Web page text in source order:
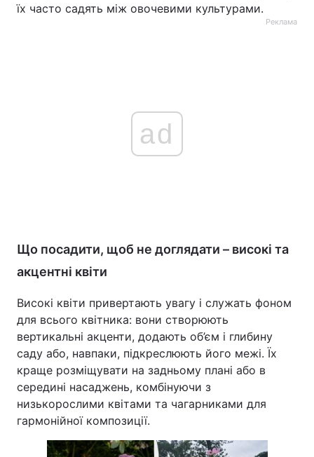
їх часто садять між овочевими культурами.
Реклама
ad
Що посадити, щоб не доглядати – високі та
акцентні квіти
Високі квіти привертають увагу і служать фоном
для всього квітника: вони створюють
вертикальні акценти, додають об’єм і глибину
саду або, навпаки, підкреслюють його межі. Їх
краще розміщувати на задньому плані або в
середині насаджень, комбінуючи з
низькорослими квітами та чагарниками для
гармонійної композиції.